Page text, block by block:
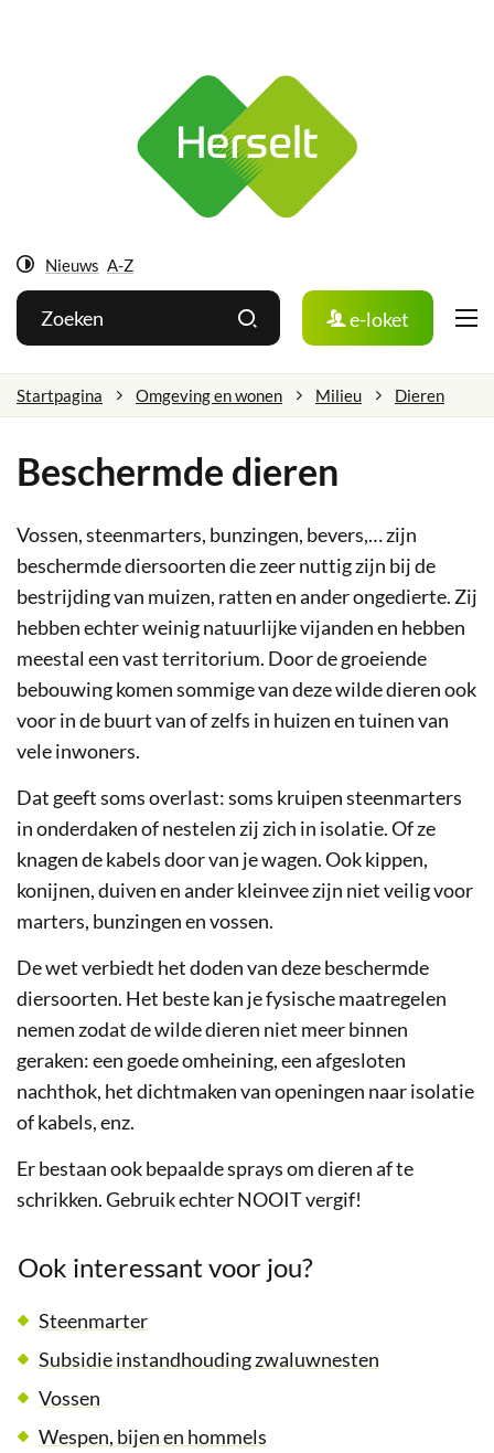
Hoog
contrast
Nieuws A-Z
Wat
zoek
e-loket
Startpagina Omgeving en wonen Milieu Dieren
Beschermde dieren
Vossen, steenmarters, bunzingen, bevers,… zijn
beschermde diersoorten die zeer nuttig zijn bij de
bestrijding van muizen, ratten en ander ongedierte. Zij
hebben echter weinig natuurlijke vijanden en hebben
meestal een vast territorium. Door de groeiende
bebouwing komen sommige van deze wilde dieren ook
voor in de buurt van of zelfs in huizen en tuinen van
vele inwoners.
Dat geeft soms overlast: soms kruipen steenmarters
in onderdaken of nestelen zij zich in isolatie. Of ze
knagen de kabels door van je wagen. Ook kippen,
konijnen, duiven en ander kleinvee zijn niet veilig voor
marters, bunzingen en vossen.
De wet verbiedt het doden van deze beschermde
diersoorten. Het beste kan je fysische maatregelen
nemen zodat de wilde dieren niet meer binnen
geraken: een goede omheining, een afgesloten
nachthok, het dichtmaken van openingen naar isolatie
of kabels, enz.
Er bestaan ook bepaalde sprays om dieren af te
schrikken. Gebruik echter NOOIT vergif!
Ook interessant voor jou?
Steenmarter
Subsidie instandhouding zwaluwnesten
Vossen
Wespen, bijen en hommels